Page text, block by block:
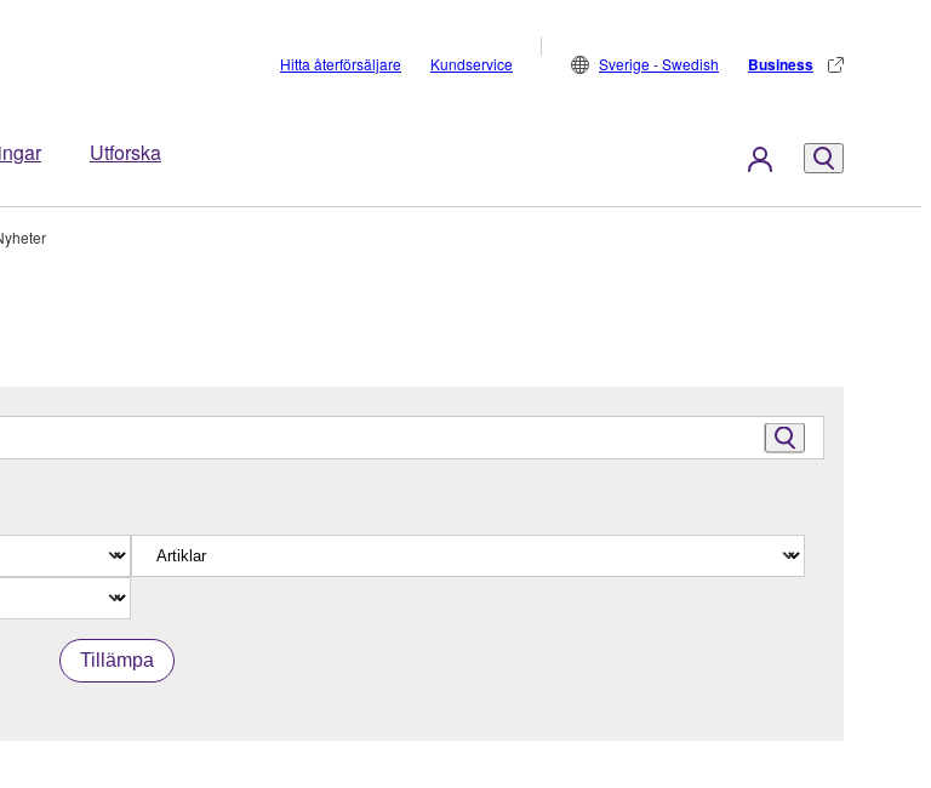
Utforska
Hitta återförsäljare Kundservice Sverige - Swedish Business
Tillämpa